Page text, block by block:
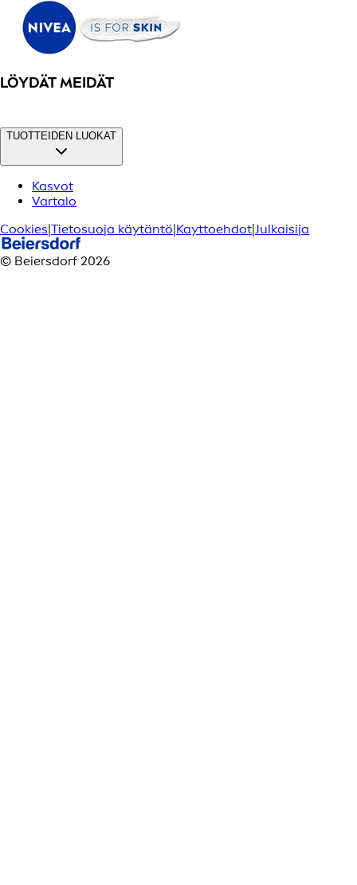
LÖYDÄT MEIDÄT
TUOTTEIDEN LUOKAT
Kasvot
Vartalo
Cookies|Tietosuoja käytäntö|Kayttoehdot|Julkaisija
© Beiersdorf 2026